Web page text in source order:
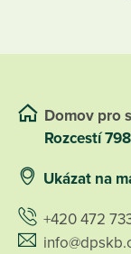
Domov pro
Rozcestí
Ukázat na
+420 472